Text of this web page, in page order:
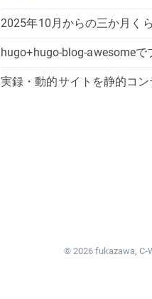
2025年10月からの三か月く
hugo+hugo-blog-awesome
実録・動的サイトを静的コ
© 2026 fukazawa, C-